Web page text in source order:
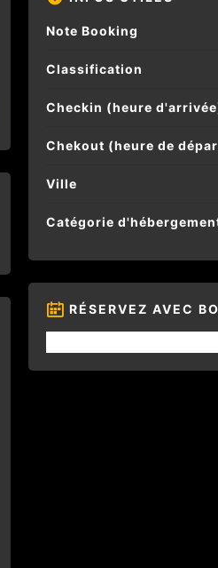
Note Booking
Classification
Checkin (heure
Chekout (heure de
Ville
Catégorie
RÉSERVEZ AVEC